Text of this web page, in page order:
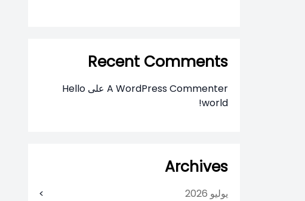
Recent Comments
A WordPress Commenter على Hello
world!
Archives
يوليو 2026